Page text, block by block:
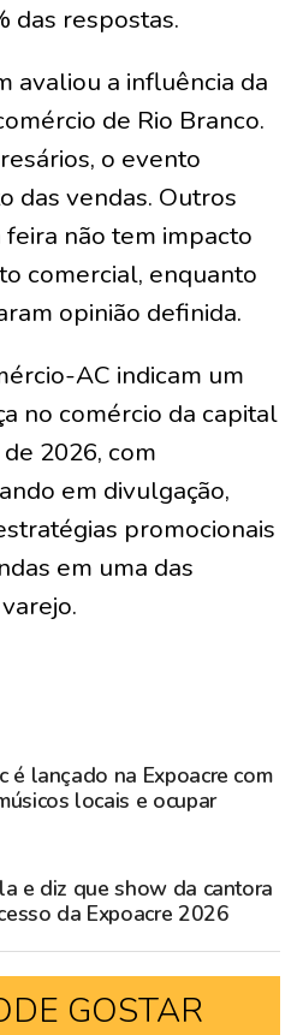
das respostas.
avaliou a influência da
de Rio Branco.
o evento
das vendas. Outros
não tem impacto
comercial, enquanto
opinião definida.
AC indicam um
no comércio da capital
2026, com
em divulgação,
promocionais
em uma das
é lançado na Expoacre com
locais e ocupar
e diz que show da cantora
da Expoacre 2026
GOSTAR